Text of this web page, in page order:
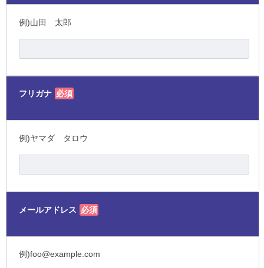
例)山田 太郎
フリガナ 必須
例)ヤマダ タロウ
メールアドレス 必須
例)foo@example.com